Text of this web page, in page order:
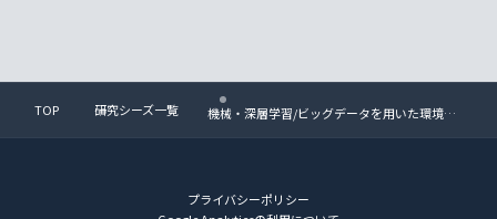
TOP 研究シーズ一覧
機械・深層学習/ビッグデータを用いた環境・
プライバシーポリシー